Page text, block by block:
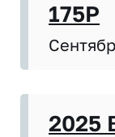
175P
2025